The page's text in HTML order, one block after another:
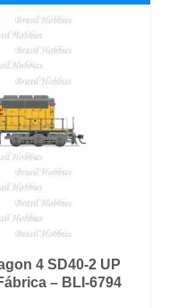
4 SD40-2 UP
– BLI-6794